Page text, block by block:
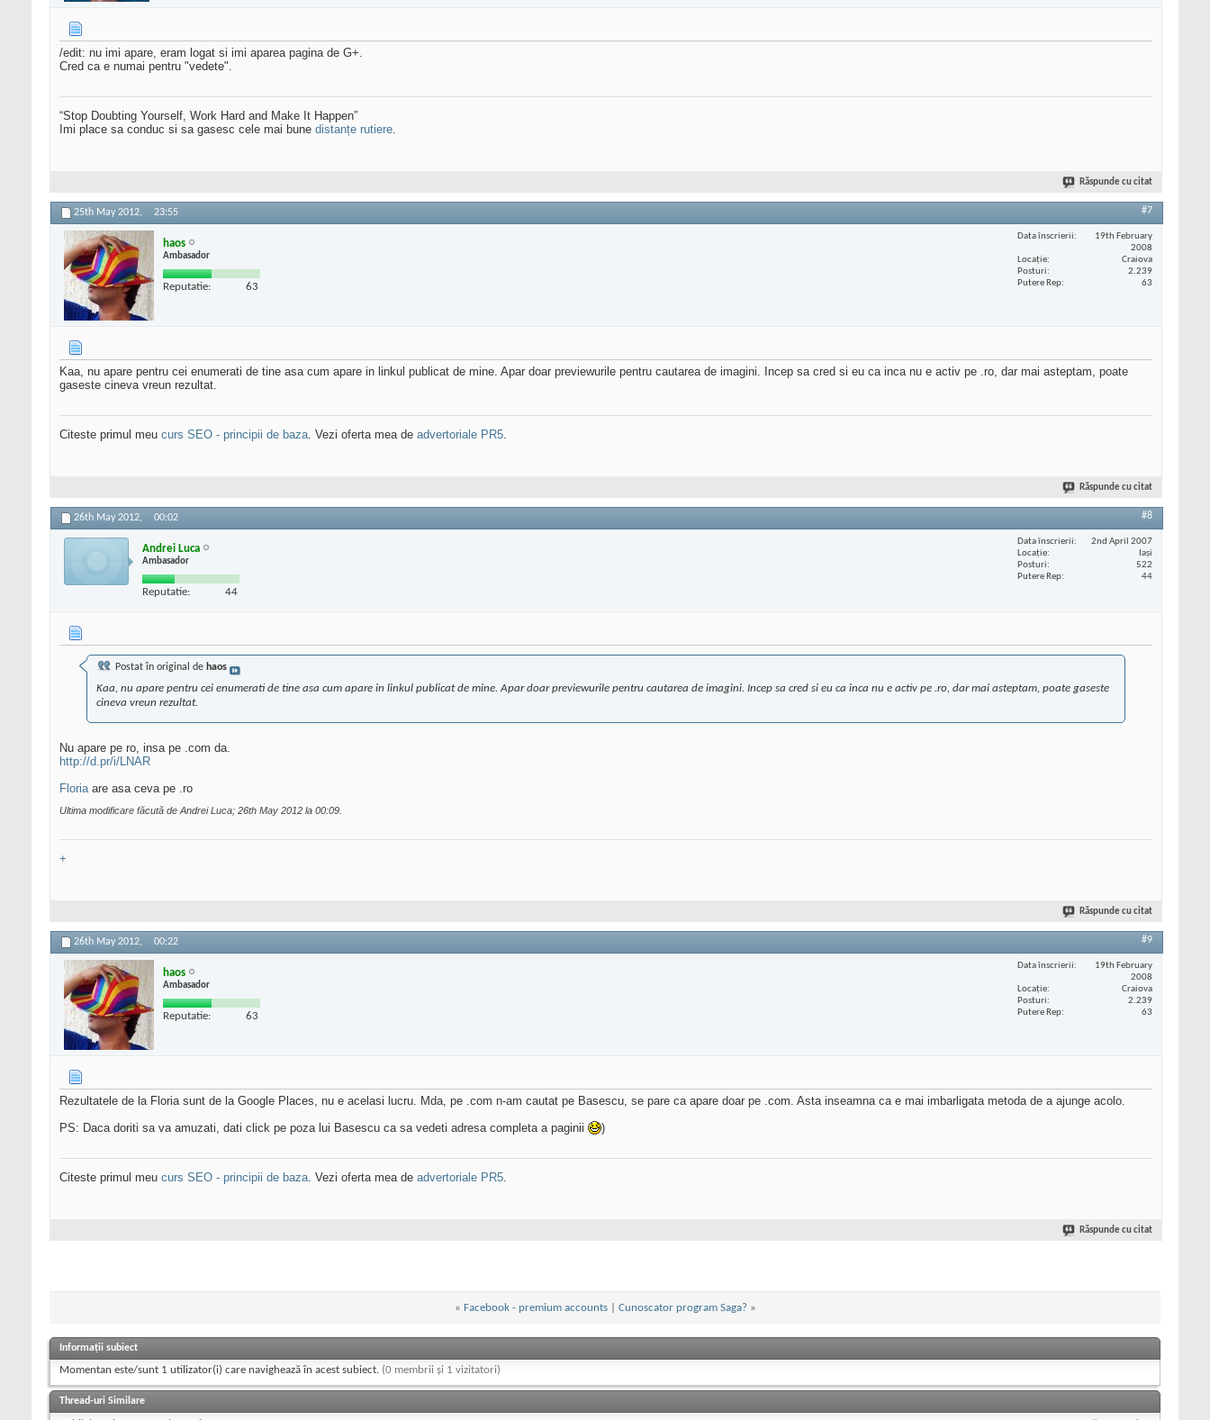
/edit: nu imi apare, eram logat si imi aparea pagina de G+.
Cred ca e numai pentru "vedete".
“Stop Doubting Yourself, Work Hard and Make It Happen”
Imi place sa conduc si sa gasesc cele mai bune distanțe rutiere.
Răspunde cu citat
25th May 2012, 23:55 #7
haos
Ambasador
Reputatie: 63
Data înscrierii
19th February
2008
Locaţie
Craiova
Posturi
2.239
Putere Rep
63
Kaa, nu apare pentru cei enumerati de tine asa cum apare in linkul publicat de mine. Apar doar previewurile pentru cautarea de imagini. Incep sa cred si eu ca inca nu e activ pe .ro, dar mai asteptam, poate
gaseste cineva vreun rezultat.
Citeste primul meu curs SEO - principii de baza. Vezi oferta mea de advertoriale PR5.
Răspunde cu citat
26th May 2012, 00:02 #8
Andrei Luca
Ambasador
Reputatie: 44
Data înscrierii
2nd April 2007
Locaţie
Iași
Posturi
522
Putere Rep
44
Postat în original de haos
Kaa, nu apare pentru cei enumerati de tine asa cum apare in linkul publicat de mine. Apar doar previewurile pentru cautarea de imagini. Incep sa cred si eu ca inca nu e activ pe .ro, dar mai asteptam, poate gaseste
cineva vreun rezultat.
Nu apare pe ro, insa pe .com da.
http://d.pr/i/LNAR
Floriaare asa ceva pe .ro
Ultima modificare făcută de Andrei Luca; 26th May 2012 la 00:09
+
Răspunde cu citat
26th May 2012, 00:22 #9
haos
Ambasador
Reputatie: 63
Data înscrierii
19th February
2008
Locaţie
Craiova
Posturi
2.239
Putere Rep
63
Rezultatele de la Floria sunt de la Google Places, nu e acelasi lucru. Mda, pe .com n-am cautat pe Basescu, se pare ca apare doar pe .com. Asta inseamna ca e mai imbarligata metoda de a ajunge acolo.
PS: Daca doriti sa va amuzati, dati click pe poza lui Basescu ca sa vedeti adresa completa a paginii
)
Citeste primul meu curs SEO - principii de baza. Vezi oferta mea de advertoriale PR5.
Răspunde cu citat
« Facebook - premium accounts| Cunoscator program Saga? »
Informații subiect
Momentan este/sunt 1 utilizator(i) care navighează în acest subiect. (0 membrii și 1 vizitatori)
Thread-uri Similare